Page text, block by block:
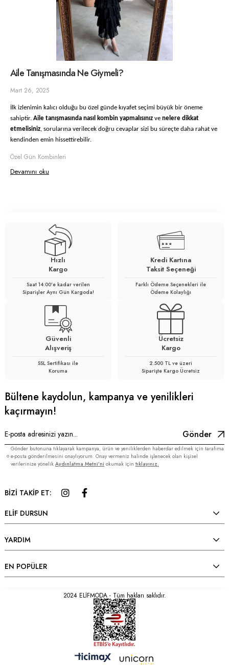
Aile Tanışmasında Ne Giymeli?
Mart 26, 2025
İlk izlenimin kalıcı olduğu bu özel günde kıyafet seçimi büyük bir öneme
sahiptir. Aile tanışmasında nasıl kombin yapmalısınız ve nelere dikkat
etmelisiniz, sorularına verilecek doğru cevaplar sizi bu süreçte daha rahat ve
kendinden emin hissettirebilir.
Özel Gün Kombinleri
Devamını oku
Hızlı
Kargo
Saat 14:00'e kadar verilen
Siparişler Aynı Gün Kargoda!
Kredi Kartına
Taksit Seçeneği
Farklı Ödeme Seçenekleri ile
Ödeme Kolaylığı
Güvenli
Alışveriş
SSL Sertifikası ile
Koruma
Ücretsiz
Kargo
2.500 TL ve üzeri
Siparişte Kargo Ücretsiz
Bültene kaydolun, kampanya ve yenilikleri
kaçırmayın!
Gönder
Gönder butonuna tıklayarak kampanya, ürün ve yeniliklerden haberdar edilmek için tarafıma
e-posta gönderilmesini onaylıyorum. Onay vermeniz halinde işlenecek olan kişisel
verilerinize yönelik Aydınlatma Metni’ni okumak için tıklayınız.
BİZİ TAKİP ET:
ELİF DURSUN
YARDIM
EN POPÜLER
2024 ELİFMODA - Tüm hakları saklıdır.